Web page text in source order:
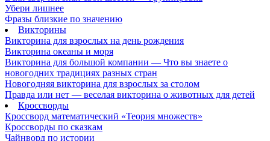
Убери лишнее
Фразы близкие по значению
Викторины
Викторина для взрослых на день рождения
Викторина океаны и моря
Викторина для большой компании — Что вы знаете о
новогодних традициях разных стран
Новогодняя викторина для взрослых за столом
Правда или нет — веселая викторина о животных для детей
Кроссворды
Кроссворд математический «Теория множеств»
Кроссворды по сказкам
Чайнворд по истории